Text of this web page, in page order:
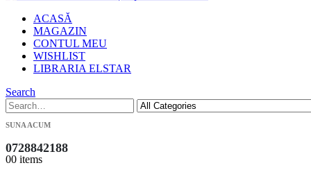
ACASĂ
MAGAZIN
CONTUL MEU
WISHLIST
LIBRARIA ELSTAR
Search
SUNA ACUM
0728842188
00 items